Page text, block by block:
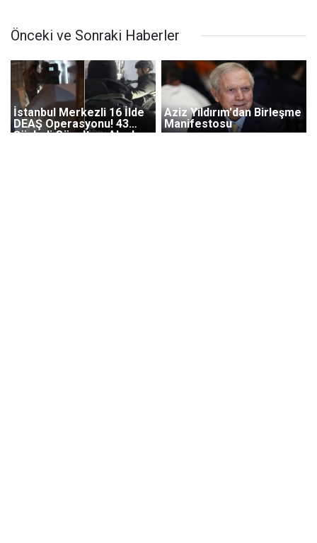
Önceki ve Sonraki Haberler
İstanbul Merkezli 16 İlde
DEAŞ Operasyonu! 43
Şüpheli Gözaltına Alındı
Aziz Yıldırım'dan Birleşme
Manifestosu